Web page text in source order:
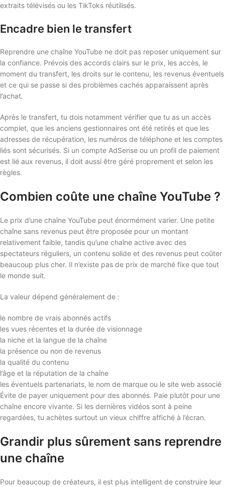
extraits télévisés ou les TikToks réutilisés.
Encadre bien le transfert
Reprendre une chaîne YouTube ne doit pas reposer uniquement sur
la confiance. Prévois des accords clairs sur le prix, les accès, le
moment du transfert, les droits sur le contenu, les revenus éventuels
et ce qui se passe si des problèmes cachés apparaissent après
l’achat.
Après le transfert, tu dois notamment vérifier que tu as un accès
complet, que les anciens gestionnaires ont été retirés et que les
adresses de récupération, les numéros de téléphone et les comptes
liés sont sécurisés. Si un compte AdSense ou un profil de paiement
est lié aux revenus, il doit aussi être géré proprement et selon les
règles.
Combien coûte une chaîne YouTube ?
Le prix d’une chaîne YouTube peut énormément varier. Une petite
chaîne sans revenus peut être proposée pour un montant
relativement faible, tandis qu’une chaîne active avec des
spectateurs réguliers, un contenu solide et des revenus peut coûter
beaucoup plus cher. Il n’existe pas de prix de marché fixe que tout
le monde suit.
La valeur dépend généralement de :
le nombre de vrais abonnés actifs
les vues récentes et la durée de visionnage
la niche et la langue de la chaîne
la présence ou non de revenus
la qualité du contenu
l’âge et la réputation de la chaîne
les éventuels partenariats, le nom de marque ou le site web associé
Évite de payer uniquement pour des abonnés. Paie plutôt pour une
chaîne encore vivante. Si les dernières vidéos sont à peine
regardées, tu achètes surtout un vieux chiffre affiché à l’écran.
Grandir plus sûrement sans reprendre
une chaîne
Pour beaucoup de créateurs, il est plus intelligent de construire leur